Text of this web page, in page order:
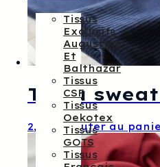
Tissus
Exclusifs
Augustine
Et
Balthazar
Tissus
CSF
Tissus
Oekotex
Tissus
GOTS
Tissus
Tissu
2,60 € Ajouter au